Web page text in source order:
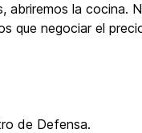
abriremos la cocina.
que negociar el
de Defensa.